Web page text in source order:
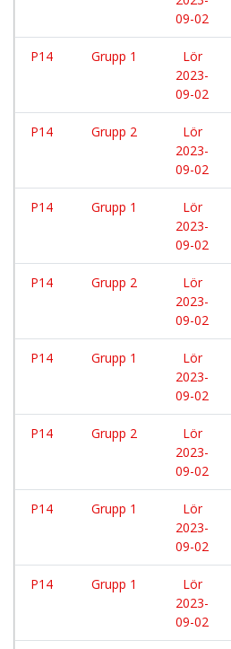
09-02
P14 Grupp 1
Lör
2023-
09-02
P14 Grupp 2
Lör
2023-
09-02
P14 Grupp 1
Lör
2023-
09-02
P14 Grupp 2
Lör
2023-
09-02
P14 Grupp 1
Lör
2023-
09-02
P14 Grupp 2
Lör
2023-
09-02
P14 Grupp 1
Lör
2023-
09-02
P14 Grupp 1
Lör
2023-
09-02